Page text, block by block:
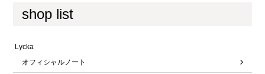
shop list
Lycka
オフィシャルノート